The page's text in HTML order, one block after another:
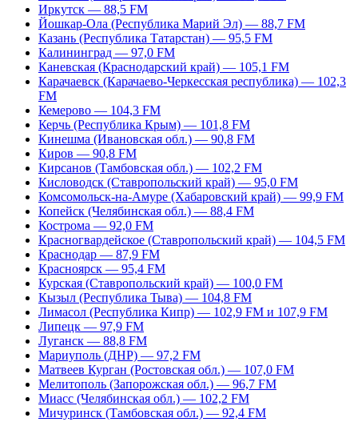
Иркутск — 88,5 FM
Йошкар-Ола (Республика Марий Эл) — 88,7 FM
Казань (Республика Татарстан) — 95,5 FM
Калининград — 97,0 FM
Каневская (Краснодарский край) — 105,1 FM
Карачаевск (Карачаево-Черкесская республика) — 102,3
FM
Кемерово — 104,3 FM
Керчь (Республика Крым) — 101,8 FM
Кинешма (Ивановская обл.) — 90,8 FM
Киров — 90,8 FM
Кирсанов (Тамбовская обл.) — 102,2 FM
Кисловодск (Ставропольский край) — 95,0 FM
Комсомольск-на-Амуре (Хабаровский край) — 99,9 FM
Копейск (Челябинская обл.) — 88,4 FM
Кострома — 92,0 FM
Красногвардейское (Ставропольский край) — 104,5 FM
Краснодар — 87,9 FM
Красноярск — 95,4 FM
Курская (Ставропольский край) — 100,0 FM
Кызыл (Республика Тыва) — 104,8 FM
Лимасол (Республика Кипр) — 102,9 FM и 107,9 FM
Липецк — 97,9 FM
Луганск — 88,8 FM
Мариуполь (ДНР) — 97,2 FM
Матвеев Курган (Ростовская обл.) — 107,0 FM
Мелитополь (Запорожская обл.) — 96,7 FM
Миасс (Челябинская обл.) — 102,2 FM
Мичуринск (Тамбовская обл.) — 92,4 FM